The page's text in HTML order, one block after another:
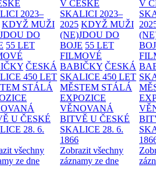
2023–
KDYŽ MUŽI
DO
55 LET
ČESKÁ
450 LET
STÁLÁ
U ČESKÉ
28. 6.
všechny
ze dne
V ČESKÉ
SKALICI 2023–
2025 KDYŽ MUŽI
(NE)JDOU DO
BOJE 55 LET
FILMOVÉ
BABIČKY ČESKÁ
SKALICE 450 LET
MĚSTEM STÁLÁ
EXPOZICE
VĚNOVANÁ
BITVĚ U ČESKÉ
SKALICE 28. 6.
1866
Zobrazit všechny
záznamy ze dne
V